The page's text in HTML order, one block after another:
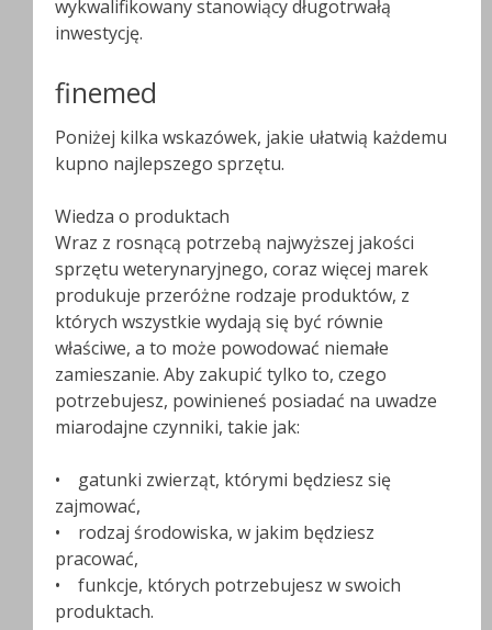
wykwalifikowany stanowiący długotrwałą
inwestycję.
finemed
Poniżej kilka wskazówek, jakie ułatwią każdemu
kupno najlepszego sprzętu.
Wiedza o produktach
Wraz z rosnącą potrzebą najwyższej jakości
sprzętu weterynaryjnego, coraz więcej marek
produkuje przeróżne rodzaje produktów, z
których wszystkie wydają się być równie
właściwe, a to może powodować niemałe
zamieszanie. Aby zakupić tylko to, czego
potrzebujesz, powinieneś posiadać na uwadze
miarodajne czynniki, takie jak:
• gatunki zwierząt, którymi będziesz się
zajmować,
• rodzaj środowiska, w jakim będziesz
pracować,
• funkcje, których potrzebujesz w swoich
produktach.